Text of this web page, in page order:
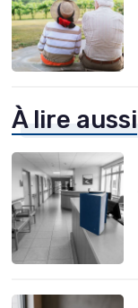
À lire aussi